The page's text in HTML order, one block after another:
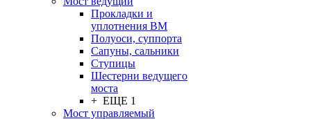
Прокладки и
уплотнения ВМ
Полуоси, суппорта
Сапуны, сальники
Ступицы
Шестерни ведущего
моста
+ ЕЩЕ 1
Мост управляемый